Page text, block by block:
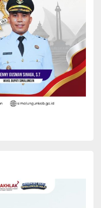
harus membuat Raya
dengan adanya proyek
Semoga target
Bupati.
bersebelahan di Raya ini.
untuk kemajuan Kabupaten
masyarakat untuk
AKBP Choky Sentosa
pengabdi di Kabupaten